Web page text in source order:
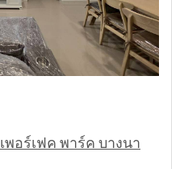
พอร์เฟค พาร์ค บางนา